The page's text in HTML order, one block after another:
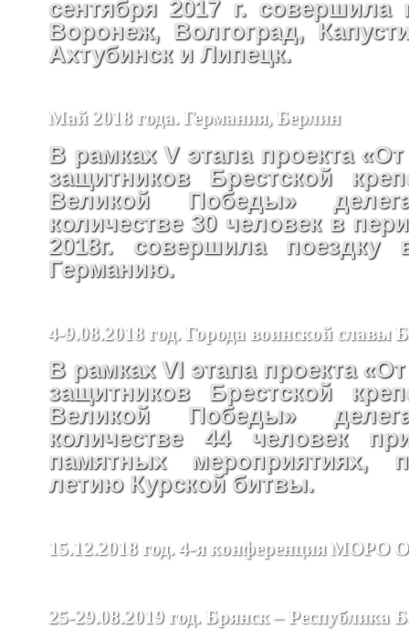
сентября 2017 г. совершила
Воронеж, Волгоград,
Ахтубинск и Липецк.
Май 2018 года. Германия, Берлин
В рамках V этапа проекта
защитников Брестской
Великой Победы»
количестве 30 человек в
2018г. совершила
Германию.
4-9.08.2018 год. Города воинской славы
В рамках VI этапа проекта
защитников Брестской
Великой Победы»
количестве 44 человек
памятных мероприятиях,
летию Курской битвы.
15.12.2018 год. 4-я конференция
25-29.08.2019 год. Брянск – Республика